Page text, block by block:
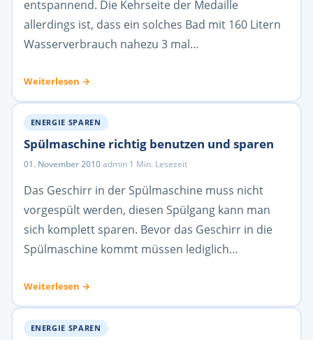
entspannend. Die Kehrseite der Medaille
allerdings ist, dass ein solches Bad mit 160 Litern
Wasserverbrauch nahezu 3 mal…
Weiterlesen →
ENERGIE SPAREN
Spülmaschine richtig benutzen und sparen
01. November 2010·admin·1 Min. Lesezeit
Das Geschirr in der Spülmaschine muss nicht
vorgespült werden, diesen Spülgang kann man
sich komplett sparen. Bevor das Geschirr in die
Spülmaschine kommt müssen lediglich…
Weiterlesen →
ENERGIE SPAREN